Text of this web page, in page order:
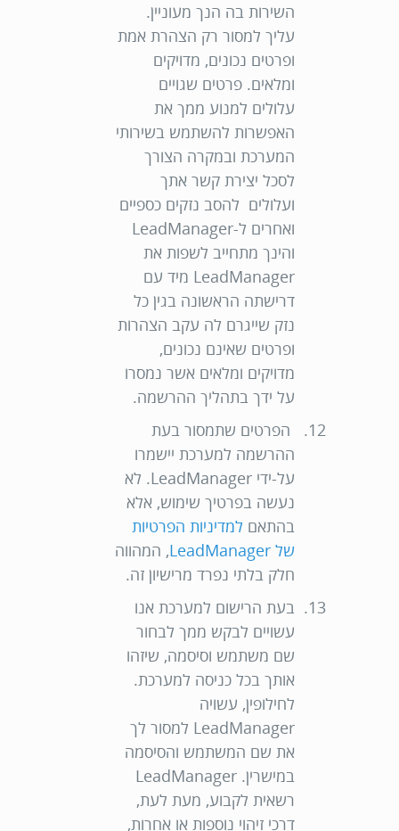
השירות בה הנך מעוניין.
עליך למסור רק הצהרת אמת
ופרטים נכונים, מדויקים
ומלאים. פרטים שגויים
עלולים למנוע ממך את
האפשרות להשתמש בשירותי
המערכת ובמקרה הצורך
לסכל יצירת קשר אתך
ועלולים להסב נזקים כספיים
ואחרים ל-LeadManager
והינך מתחייב לשפות את
LeadManager מיד עם
דרישתה הראשונה בגין כל
נזק שייגרם לה עקב הצהרות
ופרטים שאינם נכונים,
מדויקים ומלאים אשר נמסרו
על ידך בתהליך ההרשמה.
הפרטים שתמסור בעת
ההרשמה למערכת יישמרו
על-ידי LeadManager. לא
נעשה בפרטיך שימוש, אלא
בהתאם למדיניות הפרטיות
של LeadManager
, המהווה
חלק בלתי נפרד מרישיון זה.
בעת הרישום למערכת אנו
עשויים לבקש ממך לבחור
שם משתמש וסיסמה, שיזהו
אותך בכל כניסה למערכת.
לחילופין, עשויה
LeadManager למסור לך
את שם המשתמש והסיסמה
במישרין. LeadManager
רשאית לקבוע, מעת לעת,
דרכי זיהוי נוספות או אחרות,